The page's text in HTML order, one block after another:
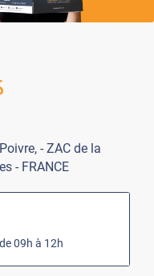
- ZAC de la
- FRANCE
09h à 12h